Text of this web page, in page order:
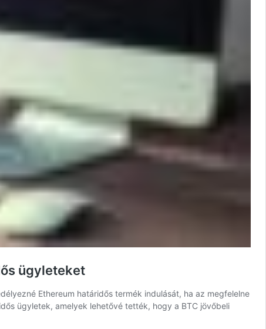
ügyleteket
Ethereum határidős termék indulását, ha az megfelelne
ügyletek, amelyek lehetővé tették, hogy a BTC jövőbeli